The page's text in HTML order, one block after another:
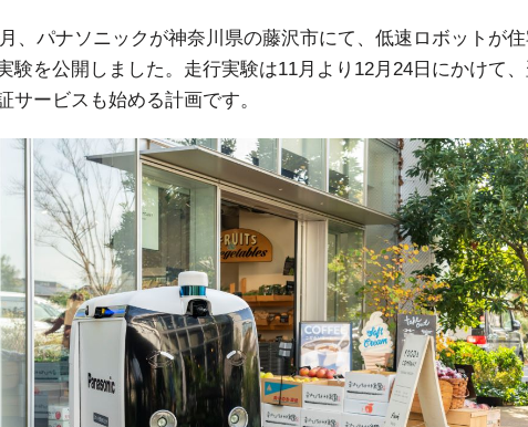
、パナソニックが神奈川県の藤沢市にて、低速ロボットが
験を公開しました。走行実験は11月より12月24日にかけて
サービスも始める計画です。